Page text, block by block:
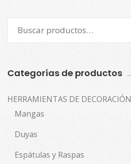
por:
Categorías de productos
HERRAMIENTAS DE DECORACIÓN
Mangas
Duyas
Espátulas y Raspas